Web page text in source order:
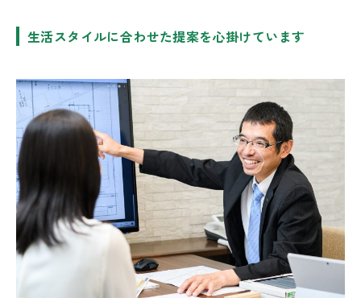
生活スタイルに合わせた提案を心掛けています